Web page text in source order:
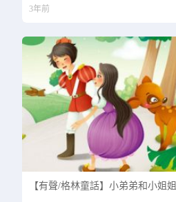
3年前
【有聲/格林童話】小弟弟和小姐姐